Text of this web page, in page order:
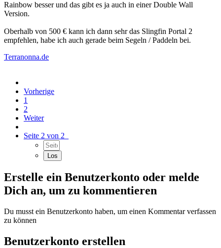
Rainbow besser und das gibt es ja auch in einer Double Wall
Version.
Oberhalb von 500 € kann ich dann sehr das Slingfin Portal 2
empfehlen, habe ich auch gerade beim Segeln / Paddeln bei.
Terranonna.de
Vorherige
1
2
Weiter
Seite 2 von 2
Erstelle ein Benutzerkonto oder melde
Dich an, um zu kommentieren
Du musst ein Benutzerkonto haben, um einen Kommentar verfassen
zu können
Benutzerkonto erstellen